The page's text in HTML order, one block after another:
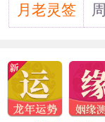
月老灵签